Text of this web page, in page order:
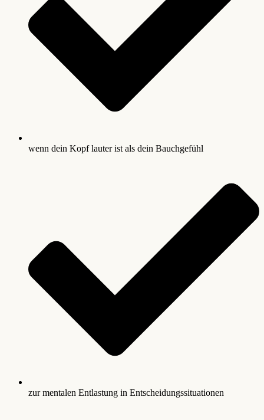
wenn dein Kopf lauter ist als dein Bauchgefühl
zur mentalen Entlastung in Entscheidungssituationen